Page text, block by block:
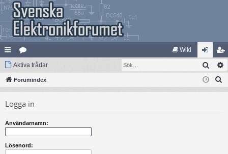
na
bb
ar
at
eg
er
Wiki
og
ga
li
m
Aktiva trådar Sök
Forumindex
Logga in
Användarnamn:
Lösenord: